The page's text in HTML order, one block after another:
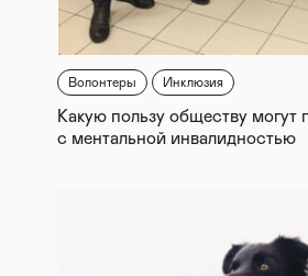
Волонтеры Инклюзия
Какую пользу обществу могут
с ментальной инвалидностью